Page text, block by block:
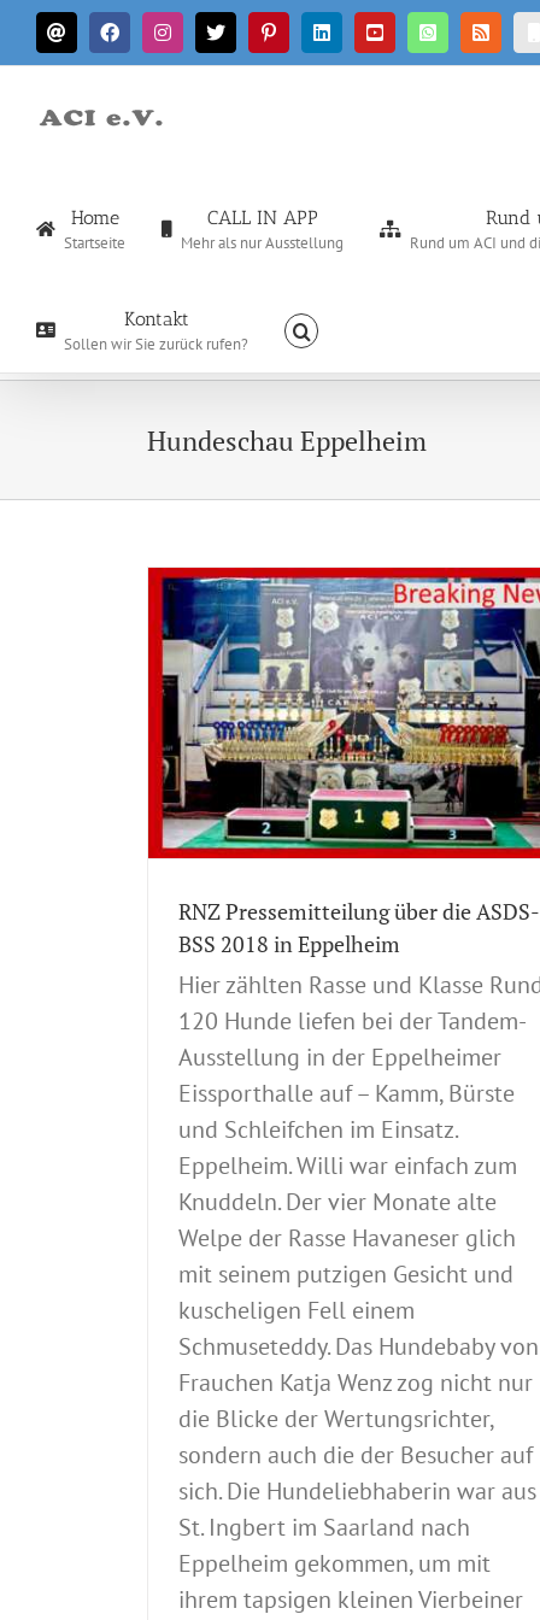
Zum
InhaltE-
Mail
FacebookInstagram
X PinterestLinkedInYouTubeWhatsApp
Rss
Home
Startseite
CALL IN APP
Mehr als nur Ausstellung
Rund
Rund um ACI und
Kontakt
Sollen wir Sie zurück rufen?
Hundeschau Eppelheim
RNZ Pressemitteilung über die ASDS-
BSS 2018 in Eppelheim
Hier zählten Rasse und Klasse
120 Hunde liefen bei der Tandem-
Ausstellung in der Eppelheimer
Eissporthalle auf – Kamm, Bürste
und Schleifchen im Einsatz.
Eppelheim. Willi war einfach zum
Knuddeln. Der vier Monate alte
Welpe der Rasse Havaneser glich
mit seinem putzigen Gesicht und
kuscheligen Fell einem
Schmuseteddy. Das Hundebaby von
Frauchen Katja Wenz zog nicht nur
die Blicke der Wertungsrichter,
sondern auch die der Besucher auf
sich. Die Hundeliebhaberin war aus
St. Ingbert im Saarland nach
Eppelheim gekommen, um mit
ihrem tapsigen kleinen Vierbeiner
Impressionen der Tandem-
Rassehundeausstellung in
03.06.2018
Archiv Vergangene Hundeausstellungen
Ausstellungsverlauf CACIB CACIB Germany
Impression European CACIB
03.06.2018 Hundeausstellung 2018
Ausstellungen Nationale Ausstellungen
Rassehundeausstellungen Tandem-
Ausstellunge